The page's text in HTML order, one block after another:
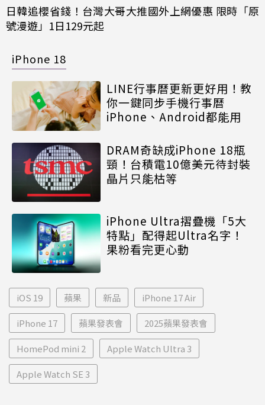
日韓追櫻省錢！台灣大哥大推國外上網優惠 限時「原
號漫遊」1日129元起
iPhone 18
LINE行事曆更新更好用！教
你一鍵同步手機行事曆
iPhone、Android都能用
DRAM奇缺成iPhone 18瓶
頸！台積電10億美元待封裝
晶片只能枯等
iPhone Ultra摺疊機「5大
特點」配得起Ultra名字！
果粉看完更心動
iOS 19 蘋果 新品 iPhone 17 Air
iPhone 17 蘋果發表會 2025蘋果發表會
HomePod mini 2 Apple Watch Ultra 3
Apple Watch SE 3